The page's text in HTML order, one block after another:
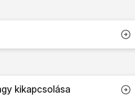
kikapcsolása